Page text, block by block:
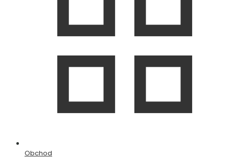
Obchod